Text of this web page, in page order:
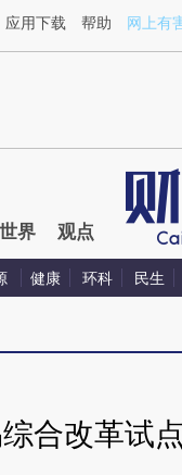
应用下载 帮助 网上有
世界 观点
健康 环科 民生
合改革试